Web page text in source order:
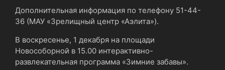
Дополнительная информация по телефону 51-44-
36 (МАУ «Зрелищный центр «Аэлита»).
В воскресенье, 1 декабря на площади
Новособорной в 15.00 интерактивно-
развлекательная программа «Зимние забавы».